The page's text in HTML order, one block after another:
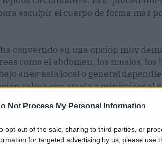
Not Process My Personal Information
opt-out of the sale, sharing to third parties, or
for targeted advertising by us, please use
esculpir el cuerpo de forma más
ha convertido en una opción muy
como el abdomen, los muslos, los
anestesia local o general
salina que ayuda a minimizar el
emite ultrasonido para disolver la
de manera suave, lo que reduce el
invasivo y más preciso contribuye a
comparación con la liposucción